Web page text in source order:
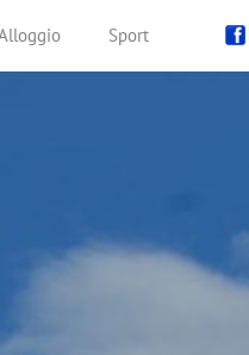
Sport